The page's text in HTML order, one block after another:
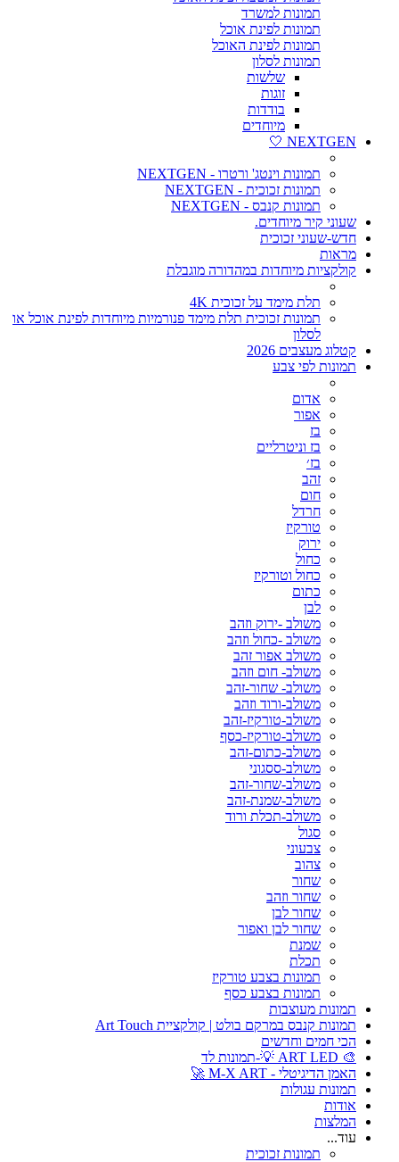
תמונות למשרד
תמונות לפינת אוכל
תמונות לפינת האוכל
תמונות לסלון
שלשות
זוגות
בודדות
מיוחדים
NEXTGEN 🤍
תמונות וינטג' ורטרו - NEXTGEN
תמונות זכוכית - NEXTGEN
תמונות קנבס - NEXTGEN
שעוני קיר מיוחדים.
חדש-שעוני זכוכית
מראות
קולקציות מיוחדות במהדורה מוגבלת
תלת מימד על זכוכית 4K
תמונות זכוכית תלת מימד פנורמיות מיוחדות לפינת אוכל או
לסלון
קטלוג מעצבים 2026
תמונות לפי צבע
אדום
אפור
בז
בז וניטרליים
בז׳
זהב
חום
חרדל
טורקיז
ירוק
כחול
כחול וטורקיז
כתום
לבן
משולב -ירוק וזהב
משולב -כחול וזהב
משולב אפור זהב
משולב- חום וזהב
משולב- שחור-זהב
משולב-ורוד וזהב
משולב-טורקיז-זהב
משולב-טורקיז-כסף
משולב-כתום-זהב
משולב-ססגוני
משולב-שחור-זהב
משולב-שמנת-זהב
משולב-תכלת ורוד
סגול
צבעוני
צהוב
שחור
שחור וזהב
שחור לבן
שחור לבן ואפור
שמנת
תכלת
תמונות בצבע טורקיז
תמונות בצבע כסף
תמונות מעוצבות
תמונות קנבס במרקם בולט | קולקציית Art Touch
הכי חמים וחדשים
🎨 ART LED 💡-תמונות לד
האמן הדיגיטלי - M-X ART 🚀
תמונות עגולות
אודות
המלצות
עוד...
תמונות זכוכית